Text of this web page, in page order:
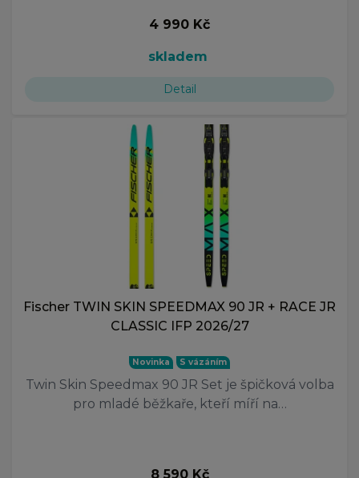
4 990 Kč
skladem
Detail
Fischer TWIN SKIN SPEEDMAX 90 JR + RACE JR
CLASSIC IFP 2026/27
Novinka S vázáním
Twin Skin Speedmax 90 JR Set je špičková volba
pro mladé běžkaře, kteří míří na…
8 590 Kč